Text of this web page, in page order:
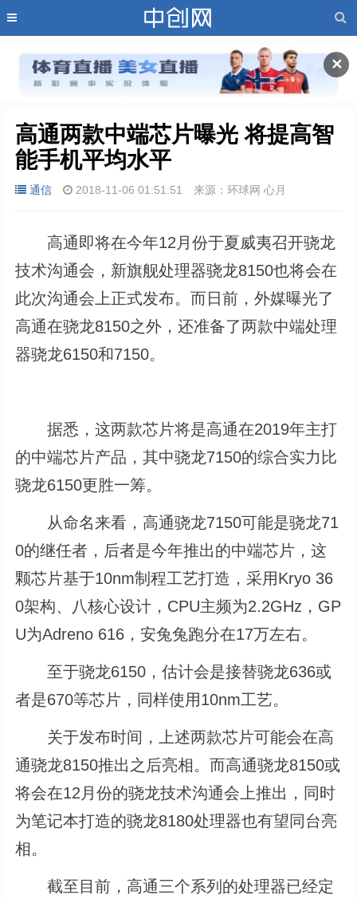
✕
高通两款中端芯片曝光 将提高智
能手机平均水平
通信 2018-11-06 01:51:51 来源：环球网 心月
高通即将在今年12月份于夏威夷召开骁龙
技术沟通会，新旗舰处理器骁龙8150也将会在
此次沟通会上正式发布。而日前，外媒曝光了
高通在骁龙8150之外，还准备了两款中端处理
器骁龙6150和7150。
据悉，这两款芯片将是高通在2019年主打
的中端芯片产品，其中骁龙7150的综合实力比
骁龙6150更胜一筹。
从命名来看，高通骁龙7150可能是骁龙71
0的继任者，后者是今年推出的中端芯片，这
颗芯片基于10nm制程工艺打造，采用Kryo 36
0架构、八核心设计，CPU主频为2.2GHz，GP
U为Adreno 616，安兔兔跑分在17万左右。
至于骁龙6150，估计会是接替骁龙636或
者是670等芯片，同样使用10nm工艺。
关于发布时间，上述两款芯片可能会在高
通骁龙8150推出之后亮相。而高通骁龙8150或
将会在12月份的骁龙技术沟通会上推出，同时
为笔记本打造的骁龙8180处理器也有望同台亮
相。
截至目前，高通三个系列的处理器已经定